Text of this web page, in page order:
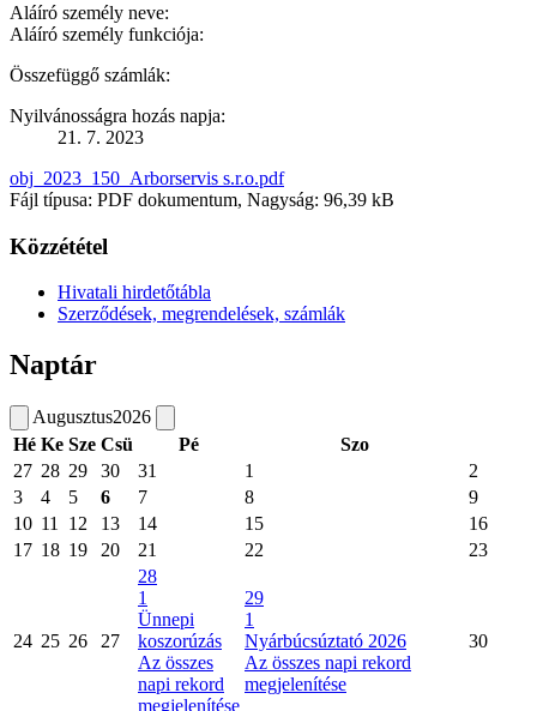
Aláíró személy neve:
Aláíró személy funkciója:
Összefüggő számlák:
Nyilvánosságra hozás napja:
21. 7. 2023
obj_2023_150_Arborservis s.r.o.pdf
Fájl típusa: PDF dokumentum, Nagyság: 96,39 kB
Közzététel
Hivatali hirdetőtábla
Szerződések, megrendelések, számlák
Naptár
Augusztus2026
Hé Ke Sze Csü Pé
Szo
27 28 29 30 31 1
2
3
4 5 6 7 8
9
10 11 12 13 14 15
16
17 18 19 20 21 22 23
24 25 26 27
28
1
Ünnepi
koszorúzás
Az összes
napi rekord
megjelenítése
29
1
Nyárbúcsúztató 2026
Az összes napi rekord
megjelenítése
30